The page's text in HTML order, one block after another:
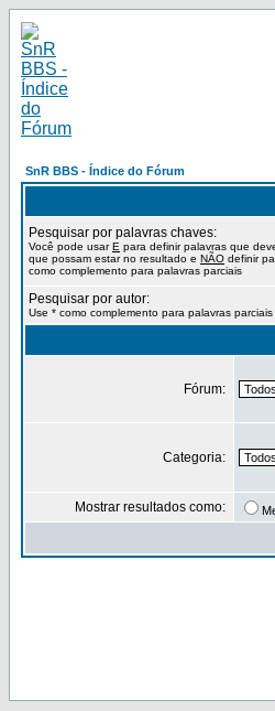
SnR BBS - Índice do Fórum
Pesquisar por palavras chaves:
Você pode usarE para definir palavras que
que possam estar no resultado e NÃO definir
como complemento para palavras parciais
Pesquisar por autor:
Use * como complemento para palavras parciais
Fórum:
Categoria:
Mostrar resultados como: